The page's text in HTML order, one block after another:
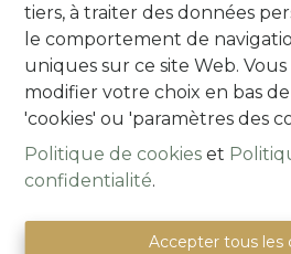
tiers, à traiter des données
le comportement de
uniques sur ce site Web.
modifier votre choix en bas
'cookies' ou 'paramètres des
Politique de cookies et
confidentialité.
Accepter tous les
3 1 164 m²
IT’S A MATCH!